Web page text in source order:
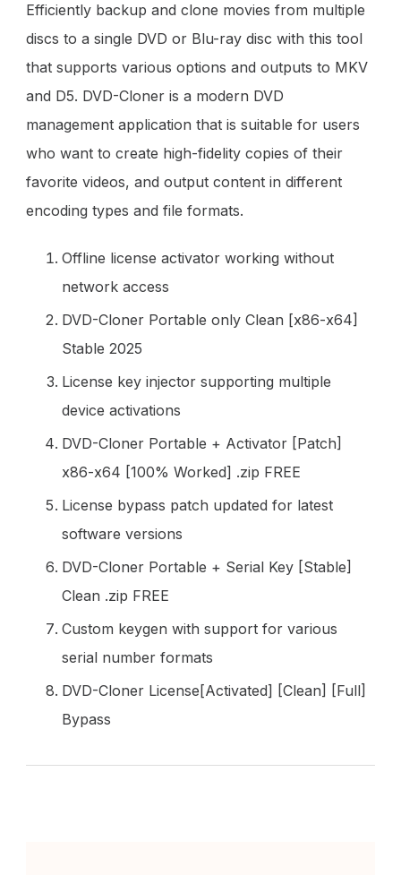
Efficiently backup and clone movies from multiple
discs to a single DVD or Blu-ray disc with this tool
that supports various options and outputs to MKV
and D5. DVD-Cloner is a modern DVD
management application that is suitable for users
who want to create high-fidelity copies of their
favorite videos, and output content in different
encoding types and file formats.
Offline license activator working without
network access
DVD-Cloner Portable only Clean [x86-x64]
Stable 2025
License key injector supporting multiple
device activations
DVD-Cloner Portable + Activator [Patch]
x86-x64 [100% Worked] .zip FREE
License bypass patch updated for latest
software versions
DVD-Cloner Portable + Serial Key [Stable]
Clean .zip FREE
Custom keygen with support for various
serial number formats
DVD-Cloner License[Activated] [Clean] [Full]
Bypass